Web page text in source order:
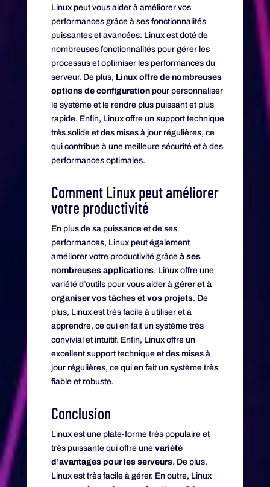
Linux peut vous aider à améliorer vos
performances grâce à ses fonctionnalités
puissantes et avancées. Linux est doté de
nombreuses fonctionnalités pour gérer les
processus et optimiser les performances du
serveur. De plus, Linux offre de nombreuses
options de configurationpour personnaliser
le système et le rendre plus puissant et plus
rapide. Enfin, Linux offre un support technique
très solide et des mises à jour régulières, ce
qui contribue à une meilleure sécurité et à des
performances optimales.
Comment Linux peut améliorer
votre productivité
En plus de sa puissance et de ses
performances, Linux peut également
améliorer votre productivité grâceà ses
nombreuses applications. Linux offre une
variété d’outils pour vous aider à gérer et à
organiser vos tâches et vos projets. De
plus, Linux est très facile à utiliser et à
apprendre, ce qui en fait un système très
convivial et intuitif. Enfin, Linux offre un
excellent support technique et des mises à
jour régulières, ce qui en fait un système très
fiable et robuste.
Conclusion
Linux est une plate-forme très populaire et
très puissante qui offre une variété
d’avantages pour les serveurs. De plus,
Linux est très facile à gérer. En outre, Linux